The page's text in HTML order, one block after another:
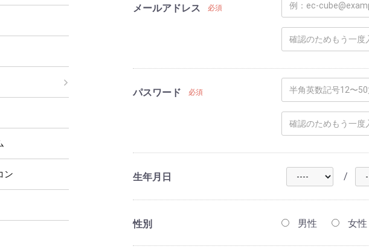
ン
メールアドレス 必須
パスワード 必須
生年月日 /
性別 男性 女性